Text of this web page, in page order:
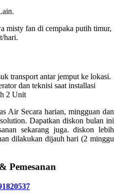
misty fan di cempaka putih timur,
hari.
transport antar jemput ke lokasi.
dan teknisi saat installasi
2 Unit
Air Secara harian, mingguan dan
Dapatkan diskon bulan ini
sekarang juga. diskon lebih
dilakukan dijauh hari (2 minggu
Pemesanan